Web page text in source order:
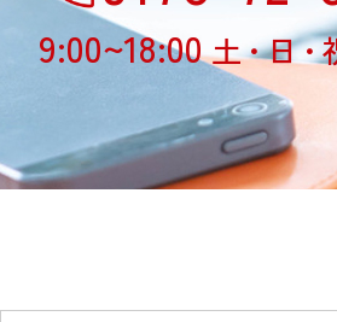
9:00~18:00土・日・